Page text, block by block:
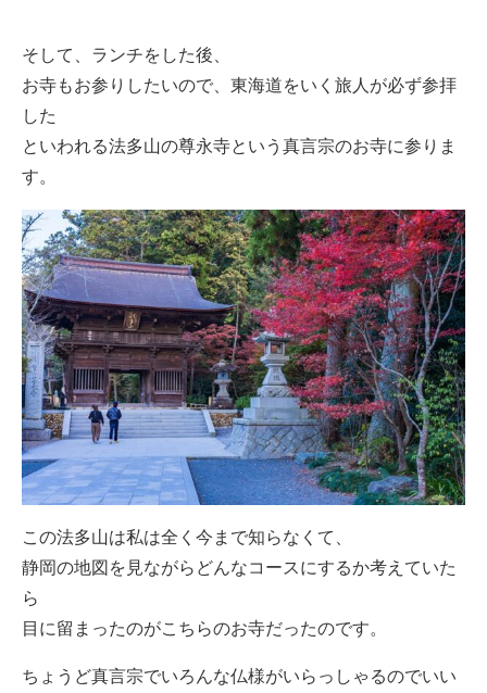
そして、ランチをした後、
お寺もお参りしたいので、東海道をいく旅人が必ず参拝
した
といわれる法多山の尊永寺という真言宗のお寺に参りま
す。
この法多山は私は全く今まで知らなくて、
静岡の地図を見ながらどんなコースにするか考えていた
ら
目に留まったのがこちらのお寺だったのです。
ちょうど真言宗でいろんな仏様がいらっしゃるのでいい